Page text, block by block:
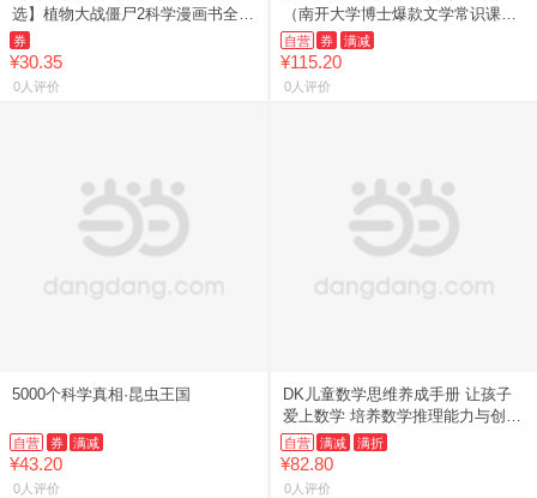
选】植物大战僵尸2科学漫画书全
69册 6-12岁小学生课外书漫画探案
卷机械卷毒物卷经济
券
¥30.35
0人评价
（南开大学博士爆款文学常识课，
讲活国学故事，讲清常识渊源，讲
透高频考点！）
自营 券 满减
¥115.20
0人评价
5000个科学真相·昆虫王国
自营 券 满减
¥43.20
0人评价
DK儿童数学思维养成手册 让孩子
爱上数学 培养数学推理能力与创新
思维能力 有效提升观察力与记忆力
DK写给孩子的数学思维
自营 满减 满折
¥82.80
0人评价